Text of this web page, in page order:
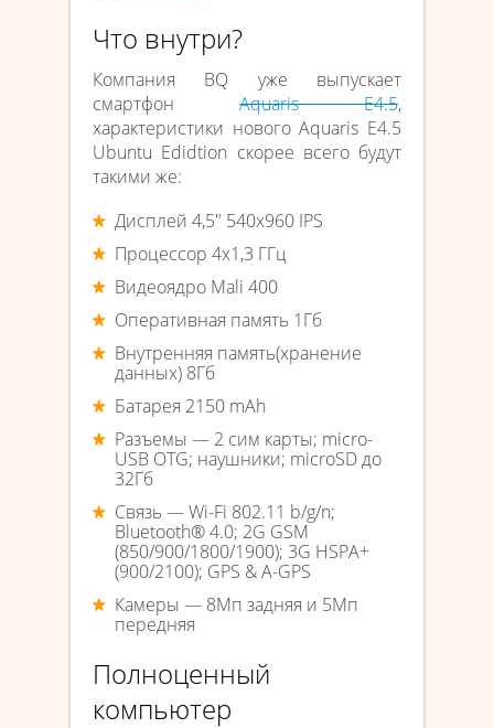
Что внутри?
Компания BQ уже выпускает
смартфон Aquaris E4.5,
характеристики нового Aquaris E4.5
Ubuntu Edidtion скорее всего будут
такими же:
Дисплей 4,5″ 540х960 IPS
Процессор 4х1,3 ГГц
Видеоядро Mali 400
Оперативная память 1Гб
Внутренняя память(хранение
данных) 8Гб
Батарея 2150 mAh
Разъемы — 2 сим карты; micro-
USB OTG; наушники; microSD до
32Гб
Связь — Wi-Fi 802.11 b/g/n;
Bluetooth® 4.0; 2G GSM
(850/900/1800/1900); 3G HSPA+
(900/2100); GPS & A-GPS
Камеры — 8Мп задняя и 5Мп
передняя
Полноценный
компьютер